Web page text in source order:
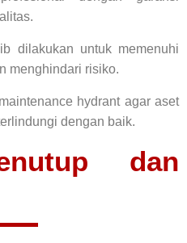
dilakukan untuk memenuhi
menghindari risiko.
hydrant agar aset
dengan baik.
dan